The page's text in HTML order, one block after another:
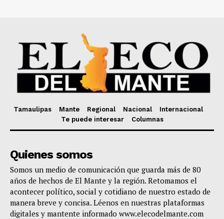
Tamaulipas Mante Regional Nacional
Internacional
Te puede interesar
Columnas
Quienes somos
Somos un medio de comunicación que guarda más de 80
años de hechos de El Mante y la región. Retomamos el
acontecer político, social y cotidiano de nuestro estado de
manera breve y concisa. Léenos en nuestras plataformas
digitales y mantente informado www.elecodelmante.com